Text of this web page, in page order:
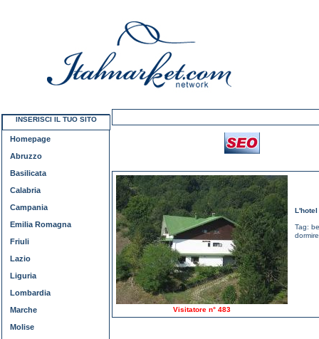
Visitatore n° 483
Tag:
INSERISCI IL TUO SITO
Homepage
Abruzzo
Basilicata
Calabria
Campania
Emilia Romagna
Friuli
Lazio
Liguria
Lombardia
Marche
Molise